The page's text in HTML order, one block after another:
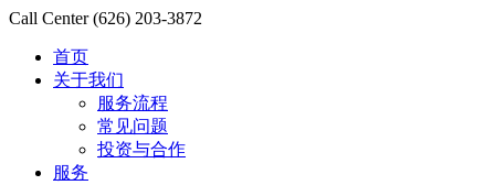
Call Center (626) 203-3872
首页
关于我们
服务流程
常见问题
投资与合作
服务